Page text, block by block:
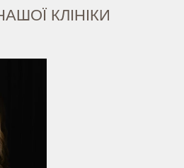
КЛІНІКИ